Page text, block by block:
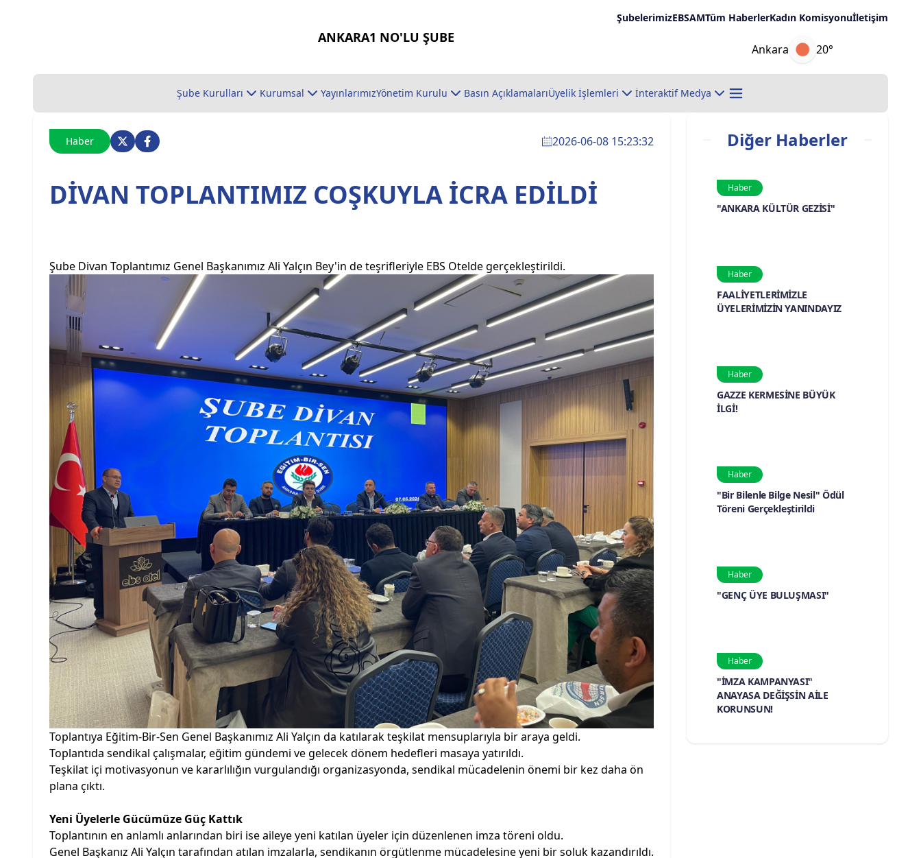
ANKARA1 NO'LU ŞUBE
ŞubelerimizEBSAMTüm HaberlerKadın Komisyonuİletişim
Ankara 20°
Şube Kurulları Kurumsal YayınlarımızYönetim Kurulu Basın AçıklamalarıÜyelik İşlemleri İnteraktif Medya
Haber 2026-06-08 15:23:32
DİVAN TOPLANTIMIZ COŞKUYLA İCRA EDİLDİ
Şube Divan Toplantımız Genel Başkanımız Ali Yalçın Bey'in de teşrifleriyle EBS Otelde gerçekleştirildi.
Toplantıya Eğitim-Bir-Sen Genel Başkanımız Ali Yalçın da katılarak teşkilat mensuplarıyla bir araya geldi.
Toplantıda sendikal çalışmalar, eğitim gündemi ve gelecek dönem hedefleri masaya yatırıldı.
Teşkilat içi motivasyonun ve kararlılığın vurgulandığı organizasyonda, sendikal mücadelenin önemi bir kez daha ön
plana çıktı.
Yeni Üyelerle Gücümüze Güç Kattık
Toplantının en anlamlı anlarından biri ise aileye yeni katılan üyeler için düzenlenen imza töreni oldu.
Genel Başkanız Ali Yalçın tarafından atılan imzalarla, sendikanın örgütlenme mücadelesine yeni bir soluk kazandırıldı.
Diğer Haberler
Haber
"ANKARA KÜLTÜR GEZİSİ"
Haber
FAALİYETLERİMİZLE
ÜYELERİMİZİN YANINDAYIZ
Haber
GAZZE KERMESİNE BÜYÜK
İLGİ!
Haber
"Bir Bilenle Bilge Nesil" Ödül
Töreni Gerçekleştirildi
Haber
"GENÇ ÜYE BULUŞMASI"
Haber
"İMZA KAMPANYASI"
ANAYASA DEĞİŞSİN AİLE
KORUNSUN!